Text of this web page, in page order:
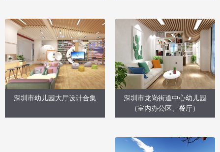
深圳市幼儿园大厅设计合集
深圳市龙岗街道中心幼儿园
（室内办公区、餐厅）